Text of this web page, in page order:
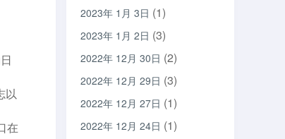
以
在
2023年 1月 3日 (1)
2023年 1月 2日 (3)
2022年 12月 30日 (2)
2022年 12月 29日 (3)
2022年 12月 27日 (1)
2022年 12月 24日 (1)